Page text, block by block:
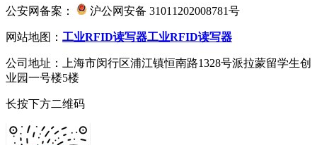
公安网备案： 沪公网安备 31011202008781号
网站地图： 工业RFID读写器工业RFID读写器
公司地址：上海市闵行区浦江镇恒南路1328号派拉蒙留学生创
业园一号楼5楼
长按下方二维码